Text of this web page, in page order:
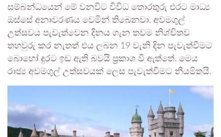
සම්බන්ධයෙන් මේ වනවිට විවිධ තොරතුරු එරට මාධ්‍ය
ඔස්සේ අනාවරණය වෙමින් තිබෙනවා. අවමගුල්
උත්සවය පැවැත්වෙන දිනය ගැන තවම නිශ්චිතව
තහවුරු කර නැතත් එය ලබන 19 වැනි දින පැවැත්වීමට
බොහෝ දුරට ඉඩ ඇති බවයි ප්‍රකාශ වී ඇත්තේ. මෙය
රාජ්‍ය අවමගුල් උත්සවයක් ලෙස පැවැත්වීමට නියමිතයි.